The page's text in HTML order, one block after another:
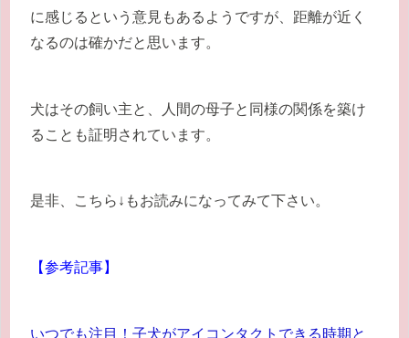
に感じるという意見もあるようですが、距離が近く
なるのは確かだと思います。
犬はその飼い主と、人間の母子と同様の関係を築け
ることも証明されています。
是非、こちら↓もお読みになってみて下さい。
【参考記事】
いつでも注目！子犬がアイコンタクトできる時期と